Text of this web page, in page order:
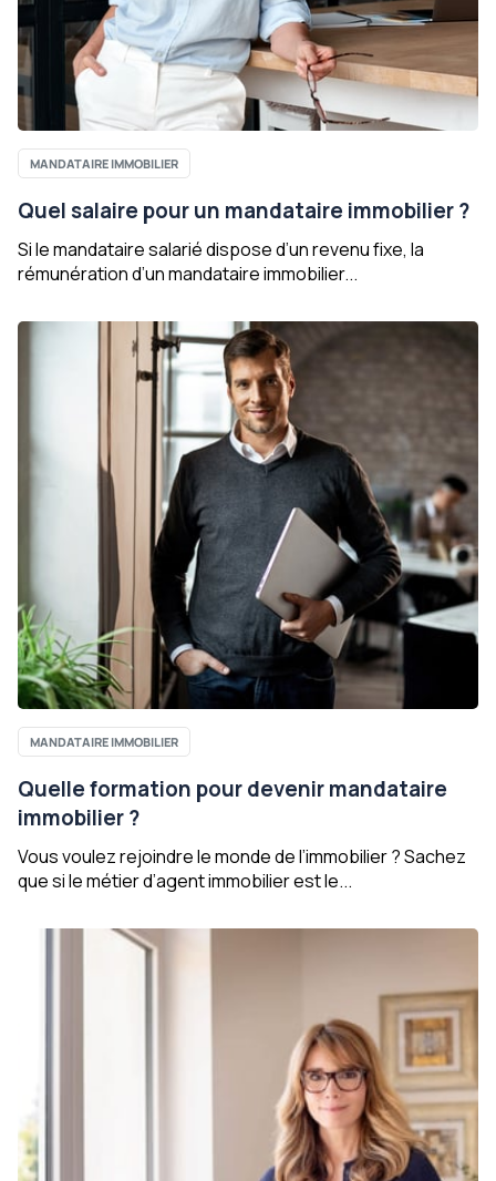
MANDATAIRE IMMOBILIER
Quel salaire pour un mandataire immobilier ?
Si le mandataire salarié dispose d’un revenu fixe, la
rémunération d’un mandataire immobilier...
MANDATAIRE IMMOBILIER
Quelle formation pour devenir mandataire
immobilier ?
Vous voulez rejoindre le monde de l’immobilier ? Sachez
que si le métier d’agent immobilier est le...